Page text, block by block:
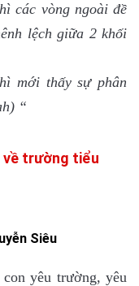
các vòng ngoài đề
lệch giữa 2 khối
mới thấy sự phân
“
về trường tiểu
Siêu
yêu trường, yêu